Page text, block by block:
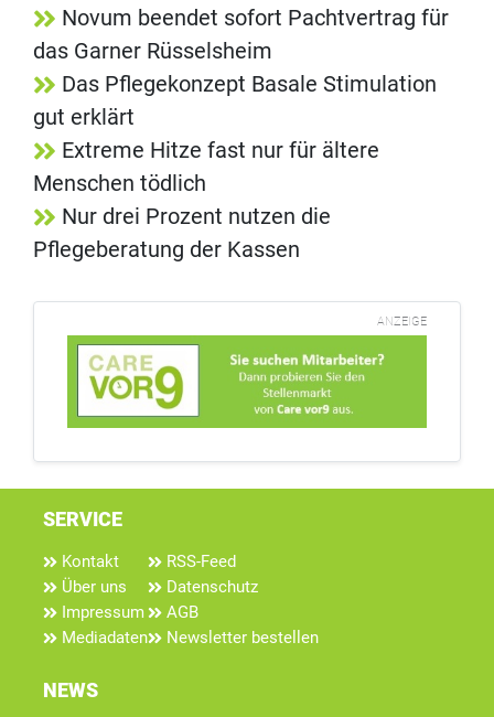
Novum beendet sofort Pachtvertrag für
das Garner Rüsselsheim
Das Pflegekonzept Basale Stimulation
gut erklärt
Extreme Hitze fast nur für ältere
Menschen tödlich
Nur drei Prozent nutzen die
Pflegeberatung der Kassen
ANZEIGE
SERVICE
Kontakt
Über uns
Impressum
Mediadaten
RSS-Feed
Datenschutz
AGB
Newsletter bestellen
NEWS